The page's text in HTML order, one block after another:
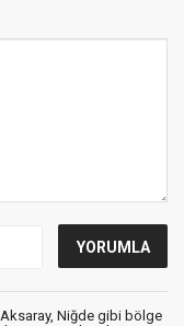
Niğde gibi bölge